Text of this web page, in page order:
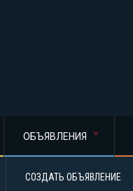
ОБЪЯВЛЕНИЯ
СОЗДАТЬ ОБЪЯВЛЕНИЕ